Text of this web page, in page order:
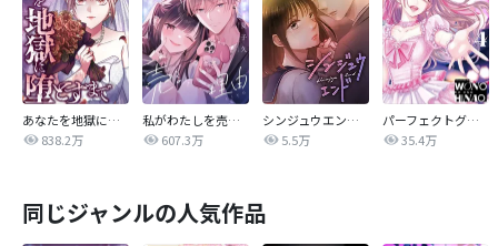
あなたを地獄に堕とすまで
838.2万
私がわたしを売る理由
607.3万
シンジュウエンド【タテヨミ】
5.5万
パーフェクトグリッター
35.4万
同じジャンルの人気作品